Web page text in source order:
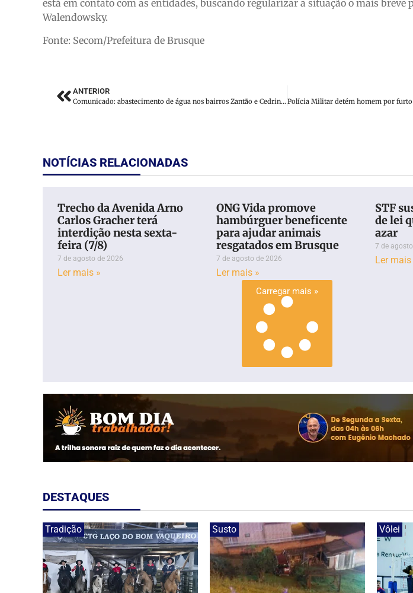
está em contato com as entidades, buscando regularizar a situação o mais breve
Walendowsky.
Fonte: Secom/Prefeitura de Brusque
ANTERIOR
Comunicado: abastecimento de água nos bairros Zantão e Cedrinho
NOTÍCIAS RELACIONADAS
Trecho da Avenida Arno
Carlos Gracher terá
interdição nesta sexta-
feira (7/8)
7 de agosto de 2026
Ler mais »
ONG Vida promove
hambúrguer beneficente
para ajudar animais
resgatados em Brusque
7 de agosto de 2026
Ler mais »
STF
de lei
azar
7 de
Ler mais
Carregar mais »
DESTAQUES
Tradição Susto Vôlei